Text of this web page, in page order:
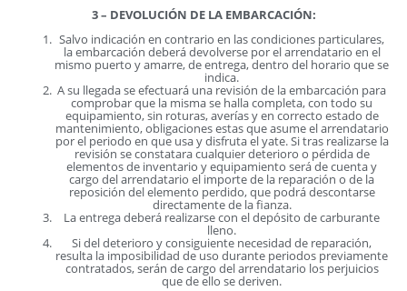
3 – DEVOLUCIÓN DE LA EMBARCACIÓN:
Salvo indicación en contrario en las condiciones particulares,
la embarcación deberá devolverse por el arrendatario en el
mismo puerto y amarre, de entrega, dentro del horario que se
indica.
A su llegada se efectuará una revisión de la embarcación para
comprobar que la misma se halla completa, con todo su
equipamiento, sin roturas, averías y en correcto estado de
mantenimiento, obligaciones estas que asume el arrendatario
por el periodo en que usa y disfruta el yate. Si tras realizarse la
revisión se constatara cualquier deterioro o pérdida de
elementos de inventario y equipamiento será de cuenta y
cargo del arrendatario el importe de la reparación o de la
reposición del elemento perdido, que podrá descontarse
directamente de la fianza.
La entrega deberá realizarse con el depósito de carburante
lleno.
Si del deterioro y consiguiente necesidad de reparación,
resulta la imposibilidad de uso durante periodos previamente
contratados, serán de cargo del arrendatario los perjuicios
que de ello se deriven.